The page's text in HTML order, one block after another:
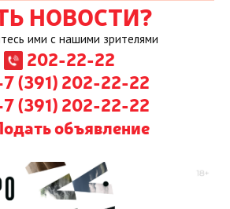
НОВОСТИ?
ими с нашими зрителями
202-22-22
(391) 202-22-22
(391) 202-22-22
объявление